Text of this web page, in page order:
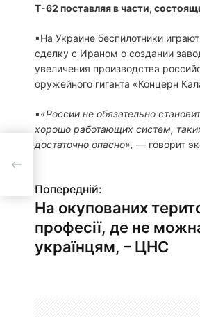
Т-62 поставляя в части,
▪На Украине беспилотники
сделку с Ираном о создании
увеличения производства
оружейного гиганта «Концерн
▪«России не обязательно
хорошо работающих систем,
достаточно опасно», — говорит
Н
а
в
Попередній:
На окупованих
професії, де не
українцям, – ЦНС